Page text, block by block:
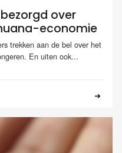
over
economie
trekken aan de bel over het
En uiten ook...